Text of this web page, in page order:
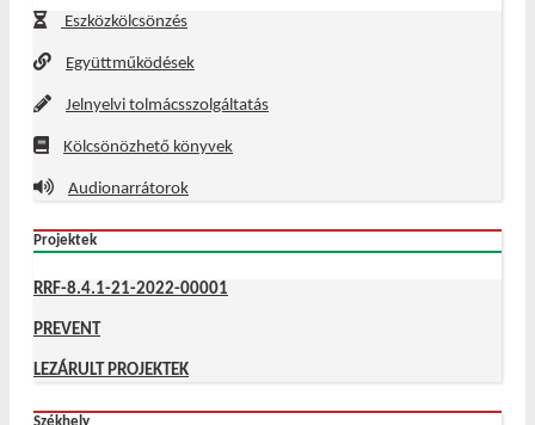
Eszközkölcsönzés
Együttműködések
Jelnyelvi tolmácsszolgáltatás
Kölcsönözhető könyvek
Audionarrátorok
Projektek
RRF-8.4.1-21-2022-00001
PREVENT
LEZÁRULT PROJEKTEK